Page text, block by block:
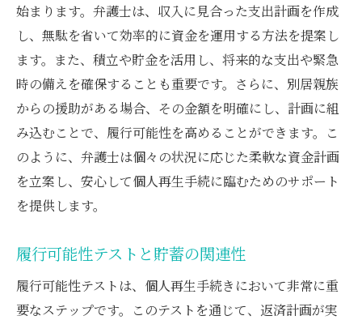
始まります。弁護士は、収入に見合った支出計画を作成
し、無駄を省いて効率的に資金を運用する方法を提案し
ます。また、積立や貯金を活用し、将来的な支出や緊急
時の備えを確保することも重要です。さらに、別居親族
からの援助がある場合、その金額を明確にし、計画に組
み込むことで、履行可能性を高めることができます。こ
のように、弁護士は個々の状況に応じた柔軟な資金計画
を立案し、安心して個人再生手続に臨むためのサポート
を提供します。
履行可能性テストと貯蓄の関連性
履行可能性テストは、個人再生手続きにおいて非常に重
要なステップです。このテストを通じて、返済計画が実